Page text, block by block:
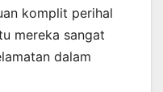
komplit perihal
mereka sangat
dalam